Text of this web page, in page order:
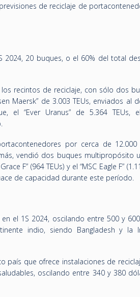
de reciclaje de
20 buques, o el 60% del total
recintos de reciclaje, con sólo dos
Maersk” de 3.003 TEUs, enviados al
el “Ever Uranus” de 5.364 TEUs,
por cerca de 12.000
vendió dos buques multipropósito
F” (964 TEUs) y el “MSC Eagle F”
de capacidad durante este período.
el 1S 2024, oscilando entre 500 y
indio, siendo Bangladesh y la
país que ofrece instalaciones de
oscilando entre 340 y 380